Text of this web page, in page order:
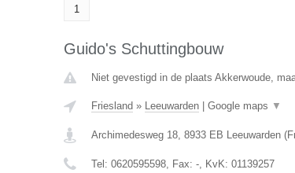
1
Guido's Schuttingbouw
Niet gevestigd in de plaats Akkerwoude,
Friesland » Leeuwarden| Google maps ▼
Archimedesweg 18, 8933 EB Leeuwarden(
Tel: 0620595598, Fax: -, KvK: 01139257